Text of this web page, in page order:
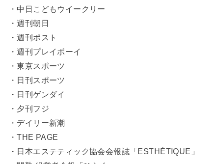
・中日こどもウイークリー
・週刊朝日
・週刊ポスト
・週刊プレイボーイ
・東京スポーツ
・日刊スポーツ
・日刊ゲンダイ
・夕刊フジ
・デイリー新潮
・THE PAGE
・日本エステティック協会会報誌「ESTHÉTIQUE」